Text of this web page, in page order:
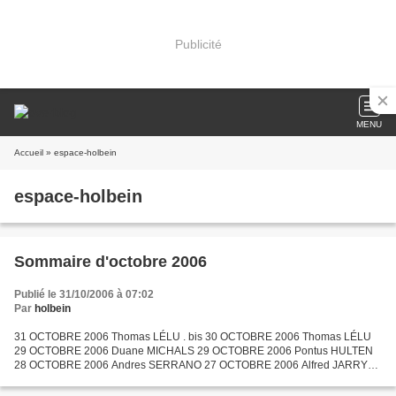
Publicité
MENU
Accueil » espace-holbein
espace-holbein
Sommaire d'octobre 2006
Publié le 31/10/2006 à 07:02
Par holbein
31 OCTOBRE 2006 Thomas LÉLU . bis 30 OCTOBRE 2006 Thomas LÉLU
29 OCTOBRE 2006 Duane MICHALS 29 OCTOBRE 2006 Pontus HULTEN
28 OCTOBRE 2006 Andres SERRANO 27 OCTOBRE 2006 Alfred JARRY
OCTOBRE...